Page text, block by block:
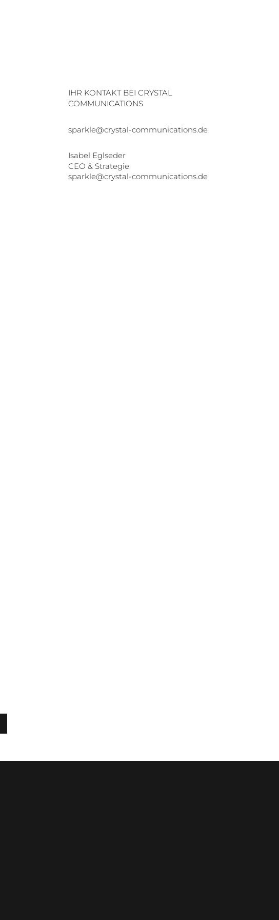
IHR KONTAKT BEI CRYSTAL
COMMUNICATIONS
sparkle@crystal-communications.de
Isabel Eglseder
CEO & Strategie
sparkle@crystal-communications.de